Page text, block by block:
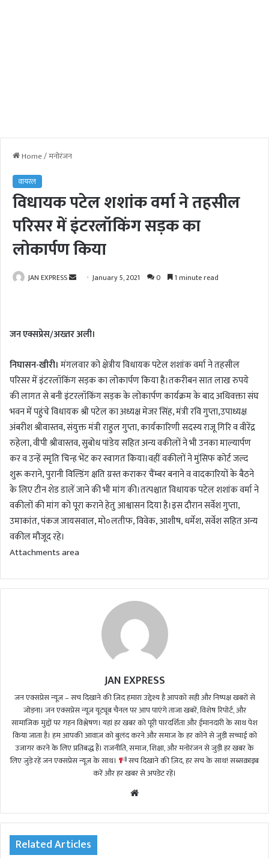
Home/मनोरंजन
वायरल
विधायक पटेल शशांक वर्मा ने तहसील
परिसर में इंटरलॉकिंग सड़क का
लोकार्पण किया
JAN EXPRESS
a
e
m
a
i
l
January 5, 2021 0 1 minute read
जन एक्सप्रेस/अख्तर अली।
निघासन-खीरी। मंगलवार को क्षेत्रीय विधायक पटेल शशांक वर्मा ने तहसील
परिसर में इंटरलॉकिंग सड़क का लोकार्पण किया है।तकरीबन सात लाख रुपये
की लागत से बनी इंटरलॉकिंग सड़क के लोकार्पण कार्यक्रम के बाद अधिवक्ता संघ
भवन में पहुंचे विधायक श्री पटेल का अध्यक्ष मेजर सिंह, मंत्री रवि गुप्ता,उपाध्यक्ष
अंबरीश श्रीवास्तव, संयुक्त मंत्री राहुल गुप्ता, कार्यकारिणी सदस्य राजू गिरि व वीरेंद्र
रुहेला, वीपी श्रीवास्तव, सुबोध पांडेय सहित अन्य वकीलों ने भी उनका माल्यार्पण
कर व उन्हें स्मृति चिन्ह भेंट कर स्वागत किया।वहीं वकीलों ने मुंसिफ कोर्ट जल्द
शुरू कराने, पुरानी विल्डिंग क्षति ग्रस्त कराकर चैंम्बर बनाने व वादकारियों के बैठने
के लिए टीन शेड डालें जाने की भी मांग की।तत्पश्चात विधायक पटेल शशांक वर्मा ने
वकीलों की मांग को पूरा कराने हेतु आश्वासन दिया है।इस दौरान सर्वेश गुप्ता,
उमाकांत, पंकज जायसवाल, मो०लतीफ, विवेक, आशीष, धर्मेश, सर्वेश सहित अन्य
वकील मौजूद रहे।
Attachments area
JAN EXPRESS
जन एक्सप्रेस न्यूज़ – सच दिखाने की ज़िद हमारा उद्देश्य है आपको सही और निष्पक्ष खबरों से
जोड़ना। जन एक्सप्रेस न्यूज़ यूट्यूब चैनल पर आप पाएंगे ताजा खबरें, विशेष रिपोर्ट, और
सामाजिक मुद्दों पर गहन विश्लेषण। यहां हर खबर को पूरी पारदर्शिता और ईमानदारी के साथ पेश
किया जाता है। हम आपकी आवाज़ को बुलंद करने और समाज के हर कोने से जुड़ी सच्चाई को
उजागर करने के लिए प्रतिबद्ध हैं। राजनीति, समाज, शिक्षा, और मनोरंजन से जुड़ी हर खबर के
लिए जुड़े रहें जन एक्सप्रेस न्यूज़ के साथ।
सच दिखाने की ज़िद, हर सच के साथ! सब्सक्राइब
करें और हर खबर से अपडेट रहें।
te
Related Articles